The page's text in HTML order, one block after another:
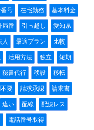
号 在宅勤務 基本料金
局番 引っ越し 愛知県
最適プラン 比較
活用方法 独立 短期
秘書代行 移設 移転
要 請求承認 請求書
違い 配線 配線レス
電話番号取得